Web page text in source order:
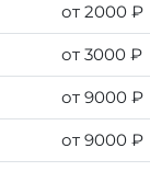
от 2000 ₽
от 3000 ₽
от 9000 ₽
от 9000 ₽